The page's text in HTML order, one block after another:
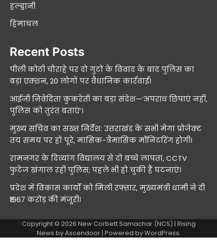
हल्द्वानी
हिमाचल
Recent Posts
पीली कोठी चौराहे पर दो गुटों के विवाद के बाद पुलिस का
बड़ा एक्शन, 20 लोगों पर वैधानिक कार्रवाई।
आईजी निवेदिता कुकरेती का बड़ा संदेश—’अपराध छिपाएं नहीं,
पुलिस को तुरंत बताएं’।
मुख्य सचिव का सख्त निर्देश: उत्तराखंड के सभी मेगा प्रोजेक्ट
तय समय पर हों पूरे, मासिक-त्रैमासिक मॉनिटरिंग होगी।
रामनगर के दिव्यांग विद्यालय से दो बच्चे लापता, CCTV
फुटेज खंगाल रही पुलिस; पहले भी हो चुकी हैं घटनाएं।
प्रदेश में विकास कार्यों को मिली रफ्तार, मुख्यमंत्री धामी ने दी
₹1967 करोड़ की मंजूरी।
Copyright © 2026 New Corbett Samachar (NCS) | Rising
News byAscendoor| Powered byWordPress.